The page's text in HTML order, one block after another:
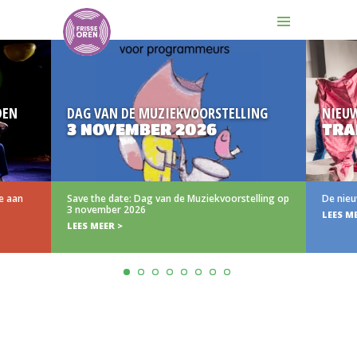
aan
DAG VAN DE MUZIEKVOORSTELLING
3 NOVEMBER 2026
Save the date: Dag van de Muziekvoorstelling op
3 november 2026
LEES MEER >
De
LEES